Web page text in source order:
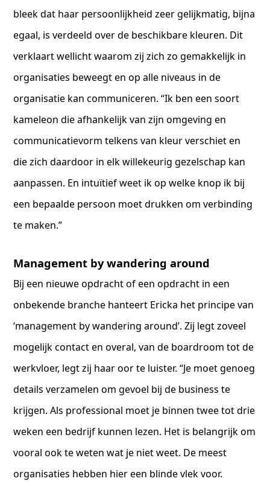
bleek dat haar persoonlijkheid zeer gelijkmatig, bijna
egaal, is verdeeld over de beschikbare kleuren. Dit
verklaart wellicht waarom zij zich zo gemakkelijk in
organisaties beweegt en op alle niveaus in de
organisatie kan communiceren. “Ik ben een soort
kameleon die afhankelijk van zijn omgeving en
communicatievorm telkens van kleur verschiet en
die zich daardoor in elk willekeurig gezelschap kan
aanpassen. En intuïtief weet ik op welke knop ik bij
een bepaalde persoon moet drukken om verbinding
te maken.”
Management by wandering around
Bij een nieuwe opdracht of een opdracht in een
onbekende branche hanteert Ericka het principe van
‘management by wandering around’. Zij legt zoveel
mogelijk contact en overal, van de boardroom tot de
werkvloer, legt zij haar oor te luister. “Je moet genoeg
details verzamelen om gevoel bij de business te
krijgen. Als professional moet je binnen twee tot drie
weken een bedrijf kunnen lezen. Het is belangrijk om
vooral ook te weten wat je niet weet. De meest
organisaties hebben hier een blinde vlek voor.